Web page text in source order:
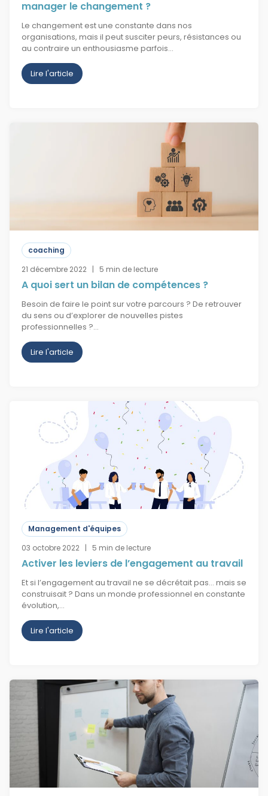
manager le changement ?
Le changement est une constante dans nos
organisations, mais il peut susciter peurs, résistances ou
au contraire un enthousiasme parfois…
Lire l'article
coaching
21 décembre 2022 | 5 min de lecture
A quoi sert un bilan de compétences ?
Besoin de faire le point sur votre parcours ? De retrouver
du sens ou d’explorer de nouvelles pistes
professionnelles ?…
Lire l'article
Management d'équipes
03 octobre 2022 | 5 min de lecture
Activer les leviers de l’engagement au travail
Et si l’engagement au travail ne se décrétait pas… mais se
construisait ? Dans un monde professionnel en constante
évolution,…
Lire l'article